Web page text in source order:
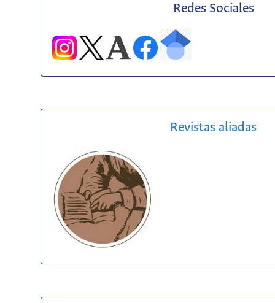
Redes Sociales
Revistas aliadas